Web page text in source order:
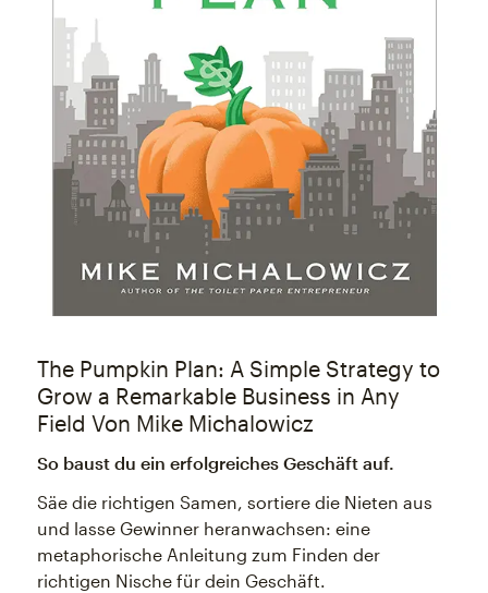
The Pumpkin Plan: A Simple Strategy to
Grow a Remarkable Business in Any
Field Von Mike Michalowicz
So baust du ein erfolgreiches Geschäft auf.
Säe die richtigen Samen, sortiere die Nieten aus
und lasse Gewinner heranwachsen: eine
metaphorische Anleitung zum Finden der
richtigen Nische für dein Geschäft.